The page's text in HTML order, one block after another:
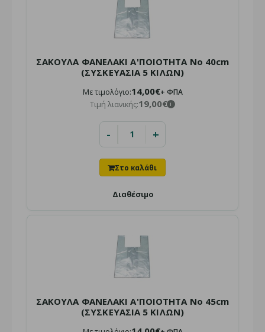
Τιμή λιανικής:
Νάιλον Κάλυμμα Διπλού Στρώματος: Εξασφαλίστε την
καθαριότητα του στρώματός σας με ένα κάλυμμα υψηλής..
ΣΑΚΟΥΛΑ ΦΑΝΕΛΑΚΙ Α'ΠΟΙΟΤΗΤΑ No 40cm
(ΣΥΣΚΕΥΑΣΙΑ 5 ΚΙΛΩΝ)
Με τιμολόγιο:14,00€+ ΦΠΑ
Τιμή λιανικής:19,00€ i
- +
Διαθέσιμο
ΣΑΚΟΥΛΑ ΦΑΝΕΛΑΚΙ Α'ΠΟΙΟΤΗΤΑ No 45cm
(ΣΥΣΚΕΥΑΣΙΑ 5 ΚΙΛΩΝ)